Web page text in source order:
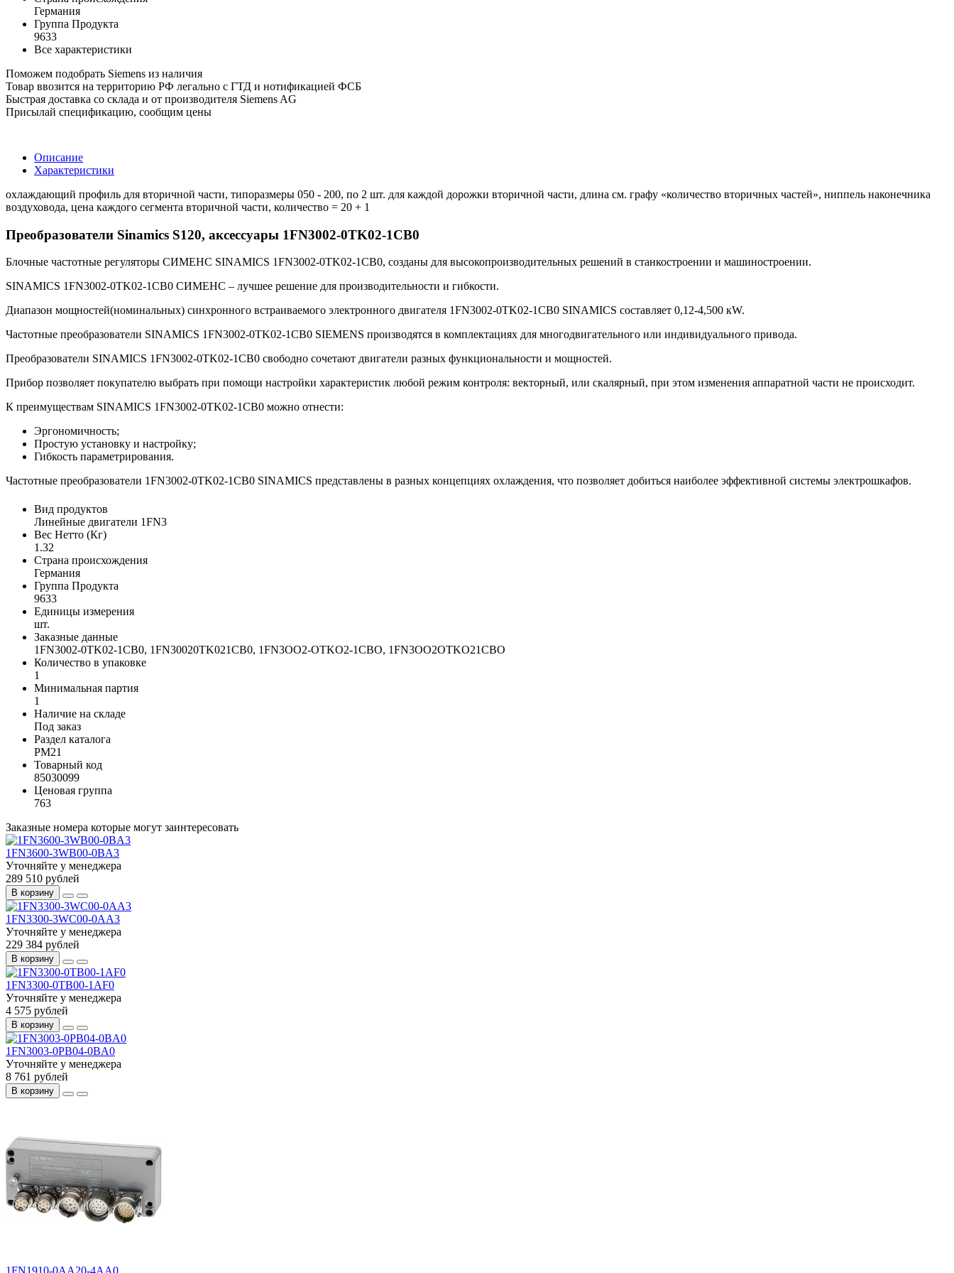
Германия
Группа Продукта
9633
Все характеристики
Поможем подобрать Siemens из наличия
Товар ввозится на территорию РФ легально с ГТД и нотификацией ФСБ
Быстрая доставка со склада и от производителя Siemens AG
Присылай спецификацию, сообщим цены
Описание
Характеристики
охлаждающий профиль для вторичной части, типоразмеры 050 - 200, по 2 шт. для каждой дорожки вторичной части, длина см. графу «количество вторичных частей», ниппель наконечника
воздуховода, цена каждого сегмента вторичной части, количество = 20 + 1
Преобразователи Sinamics S120, аксессуары 1FN3002-0TK02-1CB0
Блочные частотные регуляторы СИМЕНС SINAMICS 1FN3002-0TK02-1CB0, созданы для высокопроизводительных решений в станкостроении и машиностроении.
SINAMICS 1FN3002-0TK02-1CB0 СИМЕНС – лучшее решение для производительности и гибкости.
Диапазон мощностей(номинальных) синхронного встраиваемого электронного двигателя 1FN3002-0TK02-1CB0 SINAMICS составляет 0,12-4,500 кW.
Частотные преобразователи SINAMICS 1FN3002-0TK02-1CB0 SIEMENS производятся в комплектациях для многодвигательного или индивидуального привода.
Преобразователи SINAMICS 1FN3002-0TK02-1CB0 свободно сочетают двигатели разных функциональности и мощностей.
Прибор позволяет покупателю выбрать при помощи настройки характеристик любой режим контроля: векторный, или скалярный, при этом изменения аппаратной части не происходит.
К преимуществам SINAMICS 1FN3002-0TK02-1CB0 можно отнести:
Эргономичность;
Простую установку и настройку;
Гибкость параметрирования.
Частотные преобразователи 1FN3002-0TK02-1CB0 SINAMICS представлены в разных концепциях охлаждения, что позволяет добиться наиболее эффективной системы электрошкафов.
Вид продуктов
Линейные двигатели 1FN3
Вес Нетто (Кг)
1.32
Страна происхождения
Германия
Группа Продукта
9633
Единицы измерения
шт.
Заказные данные
1FN3002-0TK02-1CB0, 1FN30020TK021CB0, 1FN3OO2-OTKO2-1CBO, 1FN3OO2OTKO21CBO
Количество в упаковке
1
Минимальная партия
1
Наличие на складе
Под заказ
Раздел каталога
PM21
Товарный код
85030099
Ценовая группа
763
Заказные номера которые могут заинтересовать
1FN3600-3WB00-0BA3
Уточняйте у менеджера
289 510 рублей
В корзину
1FN3300-3WC00-0AA3
Уточняйте у менеджера
229 384 рублей
В корзину
1FN3300-0TB00-1AF0
Уточняйте у менеджера
4 575 рублей
В корзину
1FN3003-0PB04-0BA0
Уточняйте у менеджера
8 761 рублей
В корзину
1FN1910-0AA20-4AA0